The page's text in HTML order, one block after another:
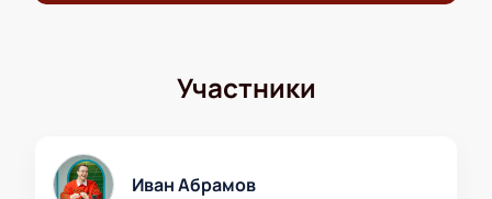
Участники
Иван Абрамов